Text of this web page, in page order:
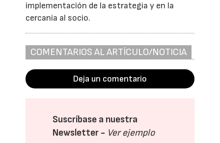
implementación de la estrategia y en la
cercanía al socio.
COMENTARIOS AL ARTÍCULO/NOTICIA
Deja un comentario
Suscríbase a nuestra
Newsletter - Ver ejemplo